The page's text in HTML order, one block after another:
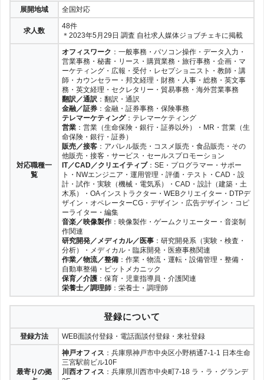
展開地域 全国対応
求人数
48件
＊2023年5月29日 調査 自社求人媒体ジョブチェキに掲載
対応職種一
覧
オフィスワーク ：一般事務・パソコン操作・データ入力・
営業事務・秘書・リース・購買業務・旅行事務・企画・マ
ーケティング・広報・受付・レセプショニスト・教師・講
師・カウンセラー・邦文経理・財務・人事・総務・英文事
務・英文経理・セクレタリー・貿易事務・海外営業事務
翻訳／通訳 ：翻訳・通訳
金融／証券 ：金融・証券事務・保険事務
テレマーケティング：テレマーケティング
営業 ：営業（生命保険・銀行・証券以外）・MR・営業（生
命保険・銀行・証券）
販売／接客 ：アパレル販売・コスメ販売・食品販売・その
他販売・接客・サービス・セールスプロモーション
IT／CAD／クリエイティブ：SE・プログラマー・サポー
ト・NWエンジニア・運用管理・評価・テスト・CAD・設
計・試作・実験（機械・電気系）・CAD・設計（建築・土
木系）・OAインストラクター・WEBクリエイター・DTPデ
ザイン・オペレーターCG・デザイン・広告デザイン・コピ
ーライター・編集
音楽／映像製作 ：映像製作・ゲームクリエーター・音楽制
作関連
研究開発／メディカル／医事 ：研究開発系（実験・検査・
分析）・メディカル・臨床開発・医療事務関連
作業／物流／整備 ：作業・物流・運転・設備管理・整備・
自動車整備・ピットメカニック
保育／介護 ：保育・児童指導員・介護関連
栄養士／調理師 ：栄養士・調理師
登録について
登録方法 WEB面談付登録・電話面談付登録・来社登録
最寄りの拠
神戸オフィス ：兵庫県神戸市中央区小野柄通7-1-1 日本生命
三宮駅前ビル10F
川西オフィス ：兵庫県川西市中央町7-18 ラ・ラ・グランデ